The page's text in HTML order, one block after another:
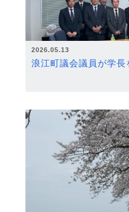
2026.05.13
浪江町議会議員が学長